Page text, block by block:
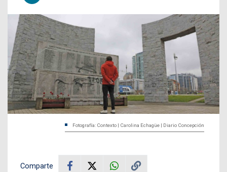
Fotografía: Contexto | Carolina Echagüe | Diario Concepción
Comparte